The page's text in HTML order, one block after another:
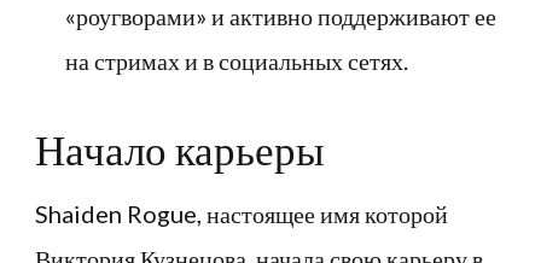
«роугворами» и активно поддерживают ее
на стримах и в социальных сетях.
Начало карьеры
Shaiden Rogue, настоящее имя которой